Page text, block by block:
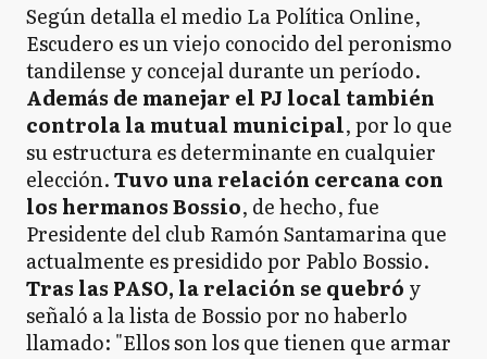
Según detalla el medio La Política Online,
Escudero es un viejo conocido del peronismo
tandilense y concejal durante un período.
Además de manejar el PJ local también
controla la mutual municipal, por lo que
su estructura es determinante en cualquier
elección.Tuvo una relación cercana con
los hermanos Bossio, de hecho, fue
Presidente del club Ramón Santamarina que
actualmente es presidido por Pablo Bossio.
Tras las PASO, la relación se quebró y
señaló a la lista de Bossio por no haberlo
llamado: "Ellos son los que tienen que armar